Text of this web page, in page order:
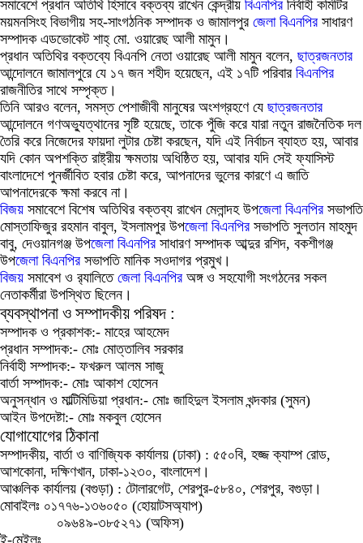
সমাবেশে প্রধান অতিথি হিসাবে বক্তব্য রাখেন কেন্দ্রীয় বিএনপিরনির্বাহী কমিটির
ময়মনসিংহ বিভাগীয় সহ-সাংগঠনিক সম্পাদক ও জামালপুর জেলা বিএনপিরসাধারণ
সম্পাদক এডভোকেট শাহ্ মো. ওয়ারেছ আলী মামুন।
প্রধান অতিথির বক্তব্যে বিএনপি নেতা ওয়ারেছ আলী মামুন বলেন, ছাত্রজনতার
আন্দোলনে জামালপুরে যে ১৭ জন শহীদ হয়েছেন, এই ১৭টি পরিবার বিএনপির
রাজনীতির সাথে সম্পৃক্ত।
তিনি আরও বলেন, সমস্ত পেশাজীবী মানুষের অংশগ্রহণে যে ছাত্রজনতার
আন্দোলনে গণঅভ্যুত্থানের সৃষ্টি হয়েছে, তাকে পুঁজি করে যারা নতুন রাজনৈতিক দল
তৈরি করে নিজেদের ফায়দা লুটার চেষ্টা করছেন, যদি এই নির্বাচন ব্যাহত হয়, আবার
যদি কোন অপশক্তি রাষ্ট্রীয় ক্ষমতায় অধিষ্ঠিত হয়, আবার যদি সেই ফ্যাসিস্ট
বাংলাদেশে পুনর্জীবিত হবার চেষ্টা করে, আপনাদের ভুলের কারণে এ জাতি
আপনাদেরকে ক্ষমা করবে না।
বিজয় সমাবেশে বিশেষ অতিথির বক্তব্য রাখেন মেলান্দহ উপজেলা বিএনপিরসভাপতি
মোস্তাফিজুর রহমান বাবুল, ইসলামপুর উপজেলা বিএনপিরসভাপতি সুলতান মাহমুদ
বাবু, দেওয়ানগঞ্জ উপজেলা বিএনপিরসাধারণ সম্পাদক আব্দুর রশিদ, বকশীগঞ্জ
উপজেলা বিএনপিরসভাপতি মানিক সওদাগর প্রমুখ।
বিজয় সমাবেশ ও র‍্যালিতে জেলা বিএনপিরঅঙ্গ ও সহযোগী সংগঠনের সকল
নেতাকর্মীরা উপস্থিত ছিলেন।
ব্যবস্থাপনা ও সম্পাদকীয় পরিষদ :
সম্পাদক ও প্রকাশক:- মাহের আহমেদ
প্রধান সম্পাদক:- মোঃ মোত্তালিব সরকার
নির্বাহী সম্পাদক:- ফখরুল আলম সাজু
বার্তা সম্পাদক:- মোঃ আকাশ হোসেন
অনুসন্ধান ও মাল্টিমিডিয়া প্রধান:- মোঃ জাহিদুল ইসলাম খন্দকার (সুমন)
আইন উপদেষ্টা:- মোঃ মকবুল হোসেন
যোগাযোগের ঠিকানা
সম্পাদকীয়, বার্তা ও বাণিজ্যিক কার্যালয় (ঢাকা) : ৫৫০বি, হজ্জ ক্যাম্প রোড,
আশকোনা, দক্ষিণখান, ঢাকা-১২৩০, বাংলাদেশ।
আঞ্চলিক কার্যালয় (বগুড়া) : টোলারগেট, শেরপুর-৫৮৪০, শেরপুর, বগুড়া।
মোবাইলঃ ০১৭৭৬-১৩৬০৫০ (হোয়াটসঅ্যাপ)
০৯৬৪৯-৩৮৫২৭১ (অফিস)
ই-মেইলঃ